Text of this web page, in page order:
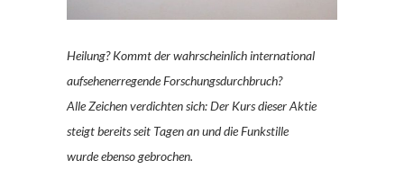
Heilung? Kommt der wahrscheinlich international
aufsehenerregende Forschungsdurchbruch?
Alle Zeichen verdichten sich: Der Kurs dieser Aktie
steigt bereits seit Tagen an und die Funkstille
wurde ebenso gebrochen.